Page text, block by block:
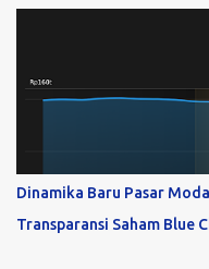
Dinamika Baru Pasar
Transparansi Saham Blue